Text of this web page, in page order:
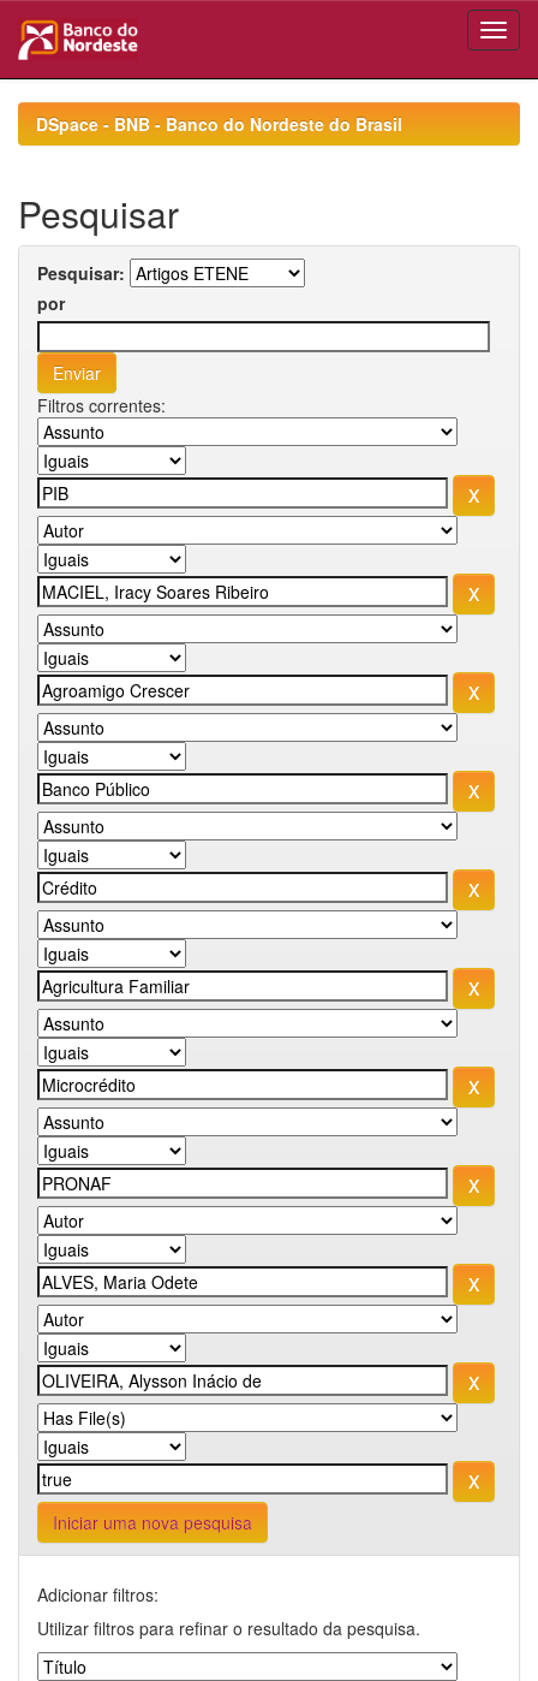
navigationDSpace - BNB - Banco do Nordeste do Brasil
Pesquisar
Pesquisar:
por
Filtros correntes:
Iniciar uma nova pesquisa
Adicionar filtros:
Utilizar filtros para refinar o resultado da pesquisa.